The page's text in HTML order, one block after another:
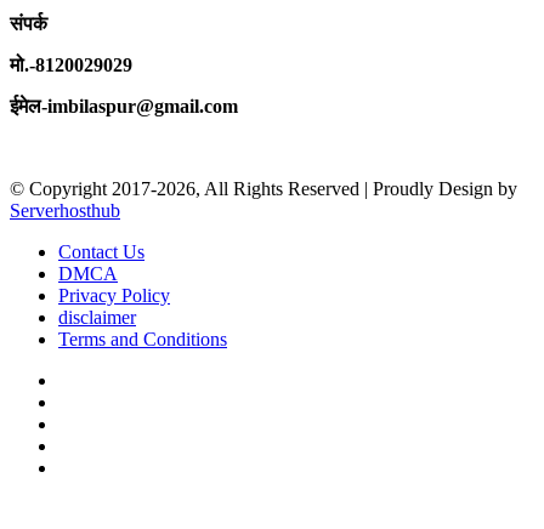
संपर्क
मो.-8120029029
ईमेल-imbilaspur@gmail.com
© Copyright 2017-2026, All Rights Reserved | Proudly Design by
Serverhosthub
Contact Us
DMCA
Privacy Policy
disclaimer
Terms and Conditions